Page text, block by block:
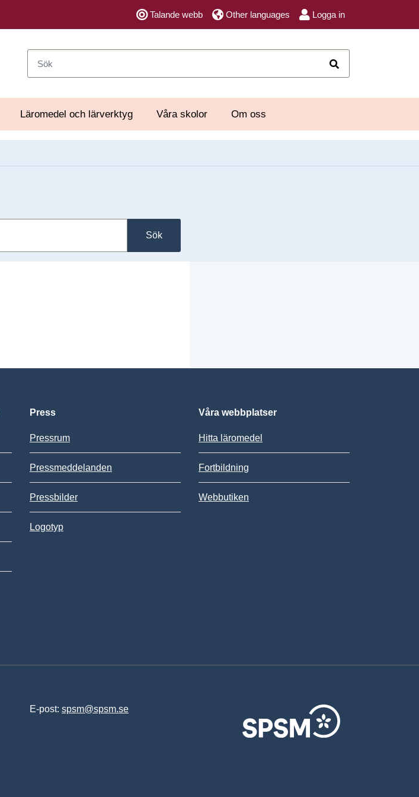
Talande webb Other languages Logga in
Läromedel och lärverktyg Våra skolor Om oss
Sök
Press
Pressrum
Pressmeddelanden
Pressbilder
Logotyp
Våra webbplatser
Hitta läromedel
Fortbildning
Webbutiken
E-post: spsm@spsm.se